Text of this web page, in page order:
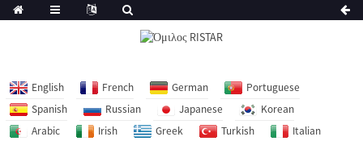
English French German
Portuguese
Spanish
Russian Japanese
Korean
Arabic
Irish Greek Turkish
Italian